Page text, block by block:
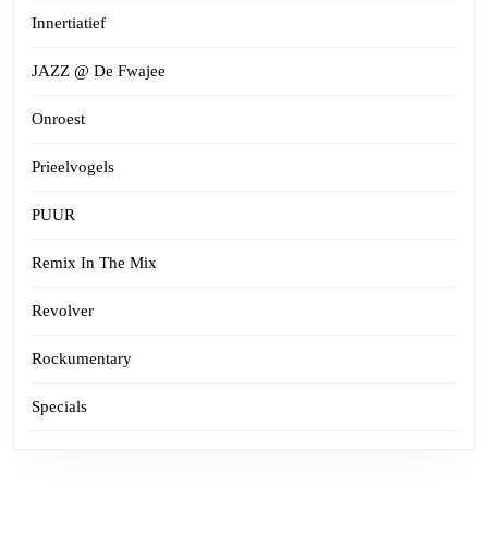
Innertiatief
JAZZ @ De Fwajee
Onroest
Prieelvogels
PUUR
Remix In The Mix
Revolver
Rockumentary
Specials